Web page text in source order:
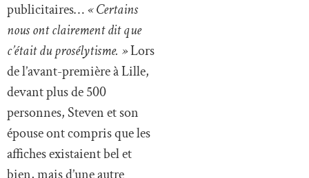
publicitaires…« Certains
nous ont clairement dit que
c’était du prosélytisme. »Lors
de l’avant-première à Lille,
devant plus de 500
personnes, Steven et son
épouse ont compris que les
affiches existaient bel et